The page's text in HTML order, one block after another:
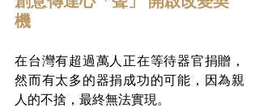
機
在台灣有超過萬人正在等待器官捐贈，
然而有太多的器捐成功的可能，因為親
人的不捨，最終無法實現。